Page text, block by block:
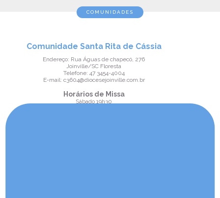
COMUNIDADES
Comunidade Santa Rita de Cássia
Endereço: Rua Águas de chapecó, 276
Joinville/SC Floresta
Telefone: 47 3454-4004
E-mail: c3604@diocesejoinville.com.br
Horários de Missa
Sábado 19h30